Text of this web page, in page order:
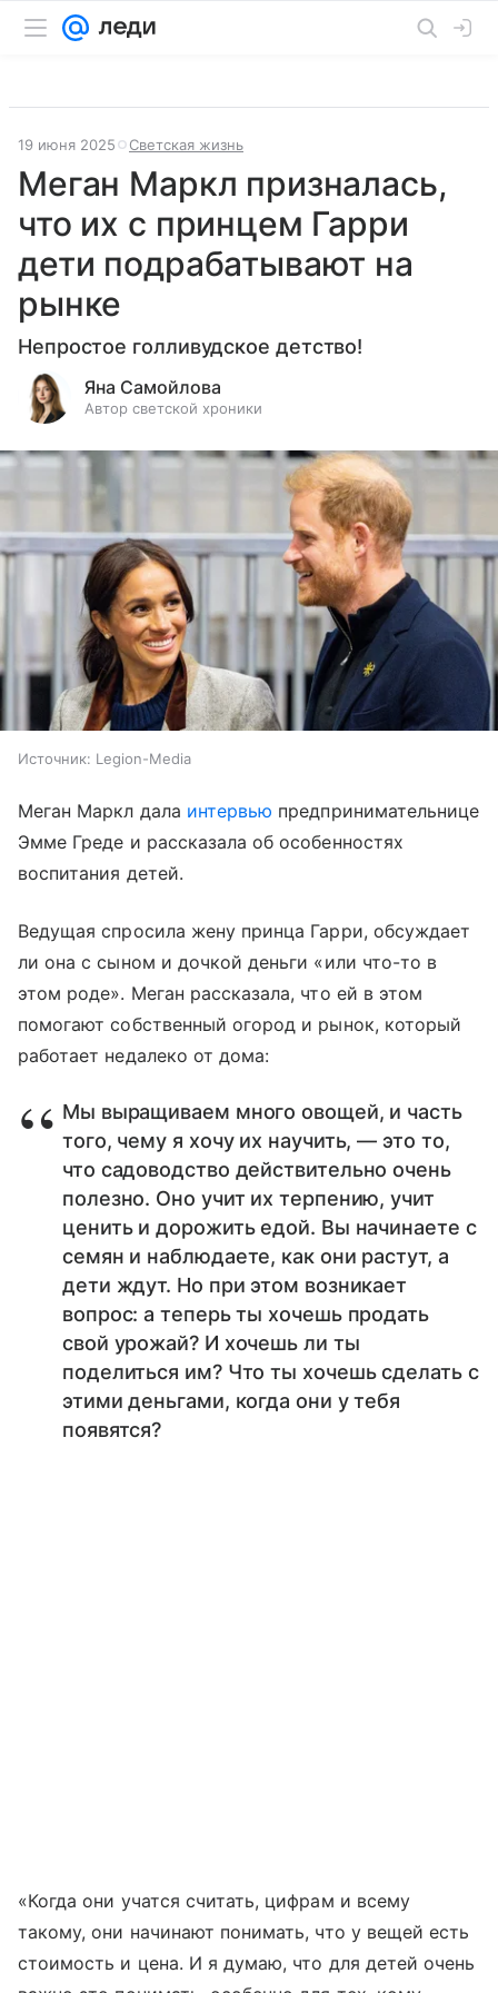
19 июня 2025 Светская жизнь
Меган Маркл призналась,
что их с принцем Гарри
дети подрабатывают на
рынке
Непростое голливудское детство!
Яна Самойлова
Автор светской хроники
Источник: Legion-Media
Меган Маркл дала интервью предпринимательнице
Эмме Греде и рассказала об особенностях
воспитания детей.
Ведущая спросила жену принца Гарри, обсуждает
ли она с сыном и дочкой деньги «или что-то в
этом роде». Меган рассказала, что ей в этом
помогают собственный огород и рынок, который
работает недалеко от дома:
Мы выращиваем много овощей, и часть
того, чему я хочу их научить, — это то,
что садоводство действительно очень
полезно. Оно учит их терпению, учит
ценить и дорожить едой. Вы начинаете с
семян и наблюдаете, как они растут, а
дети ждут. Но при этом возникает
вопрос: а теперь ты хочешь продать
свой урожай? И хочешь ли ты
поделиться им? Что ты хочешь сделать с
этими деньгами, когда они у тебя
появятся?
«Когда они учатся считать, цифрам и всему
такому, они начинают понимать, что у вещей есть
стоимость и цена. И я думаю, что для детей очень